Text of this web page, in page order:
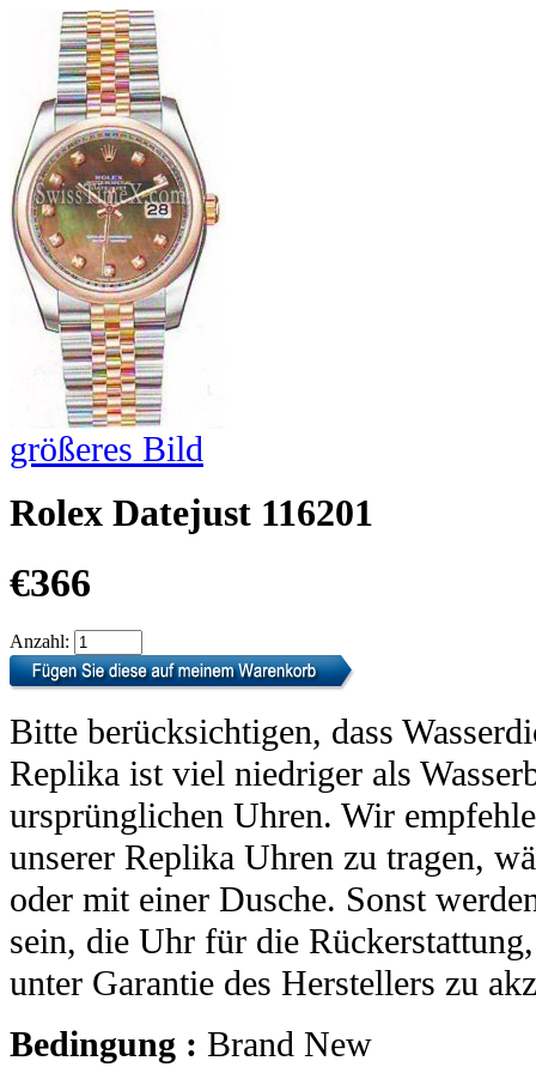
größeres Bild
Rolex Datejust 116201
€366
Anzahl:
Bitte berücksichtigen, dass
Replika ist viel niedriger als
ursprünglichen Uhren. Wir
unserer Replika Uhren zu tragen,
oder mit einer Dusche. Sonst
sein, die Uhr für die
unter Garantie des Herstellers zu
Bedingung : Brand New